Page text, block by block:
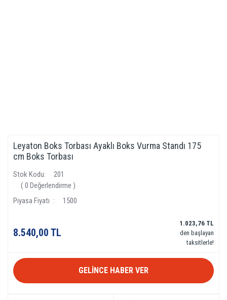
Leyaton Boks Torbası Ayaklı Boks Vurma Standı 175
cm Boks Torbası
Stok Kodu
201
( 0 Değerlendirme )
Piyasa Fiyatı
1500
8.540,00 TL
1.023,76 TL
den başlayan
taksitlerle!
GELİNCE HABER VER